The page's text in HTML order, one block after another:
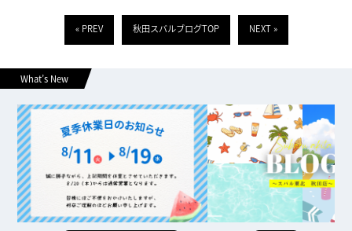
« PREV 秋田スバルブログTOP NEXT »
What’s New